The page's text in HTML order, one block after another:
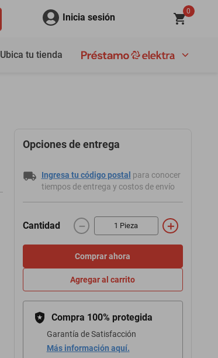
Inicia sesión
0
Ubica tu tienda
Opciones de entrega
Ingresa tu código postal para conocer
tiempos de entrega y costos de envío
Cantidad ＋
－
Comprar ahora
Agregar al carrito
Compra 100% protegida
Garantía de Satisfacción
Más información aquí.